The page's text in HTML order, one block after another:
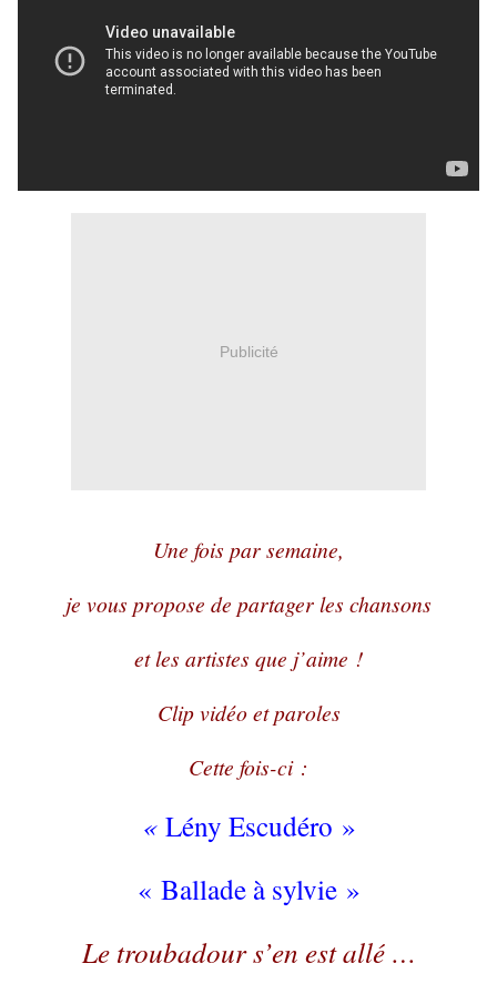
Publicité
Une fois par semaine,
je vous propose de partager les chansons
et les artistes que j’aime !
Clip vidéo et paroles
Cette fois-ci :
« Lény Escudéro »
« Ballade à sylvie »
Le troubadour s’en est allé …